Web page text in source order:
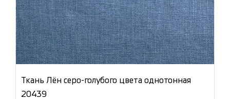
Ткань Лён серо-голубого цвета однотонная
20439